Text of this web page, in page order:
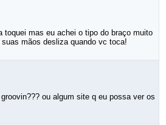
toquei mas eu achei o tipo do braço muito
mãos desliza quando vc toca!
ou algum site q eu possa ver os